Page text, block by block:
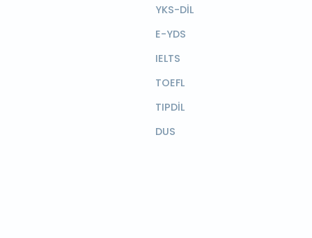
YKS-DİL
E-YDS
IELTS
TOEFL
TIPDİL
DUS